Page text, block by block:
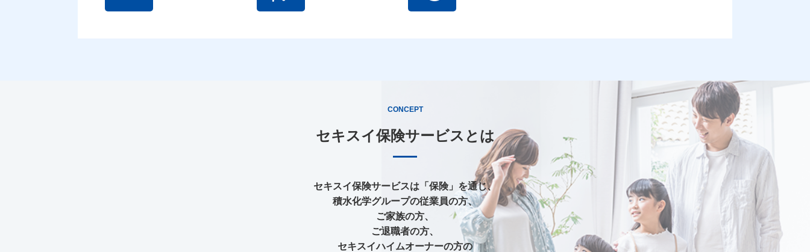
CONCEPT
セキスイ保険サービスとは
セキスイ保険サービスは「保険」を通じ、
積水化学グループの従業員の方、
ご家族の方、
ご退職者の方、
セキスイハイムオーナーの方の